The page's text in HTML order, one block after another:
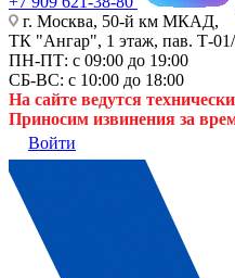
г. Москва, 50-й км МКАД,
ТК "Ангар", 1 этаж, пав. Т-01/
ПН-ПТ: с 09:00 до 19:00
СБ-ВС: с 10:00 до 18:00
На сайте ведутся
Приносим извинения за
Войти